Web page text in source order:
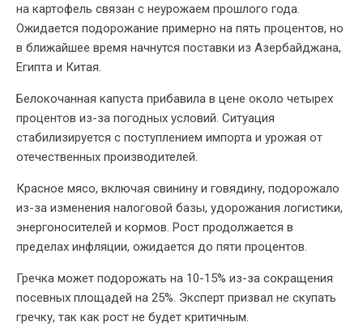
на картофель связан с неурожаем прошлого года.
Ожидается подорожание примерно на пять процентов, но
в ближайшее время начнутся поставки из Азербайджана,
Египта и Китая.
Белокочанная капуста прибавила в цене около четырех
процентов из-за погодных условий. Ситуация
стабилизируется с поступлением импорта и урожая от
отечественных производителей.
Красное мясо, включая свинину и говядину, подорожало
из-за изменения налоговой базы, удорожания логистики,
энергоносителей и кормов. Рост продолжается в
пределах инфляции, ожидается до пяти процентов.
Гречка может подорожать на 10-15% из-за сокращения
посевных площадей на 25%. Эксперт призвал не скупать
гречку, так как рост не будет критичным.